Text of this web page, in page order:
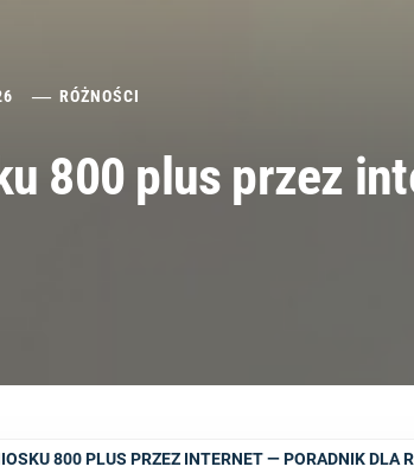
RÓŻNOŚCI
800 plus przez
800 PLUS PRZEZ INTERNET — PORADNIK DLA